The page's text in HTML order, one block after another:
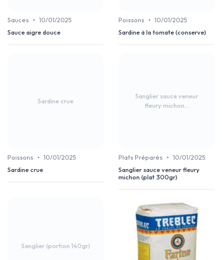
Sauces • 10/01/2025
Sauce aigre douce
Poissons • 10/01/2025
Sardine à la tomate (conserve)
Sardine crue
Poissons • 10/01/2025
Sardine crue
Sanglier sauce veneur
fleury michon...
Plats Préparés • 10/01/2025
Sanglier sauce veneur fleury
michon (plat 300gr)
Sanglier (portion 140gr)